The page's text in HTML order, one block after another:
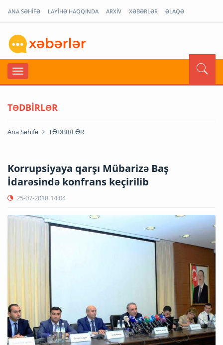
ANA SƏHİFƏ LAYİHƏ HAQQINDA ARXİV XƏBƏRLƏR ƏLAQƏ
TƏDBİRLƏR
Ana Səhifə TƏDBİRLƏR
Korrupsiyaya qarşı Mübarizə Baş
İdarəsində konfrans keçirilib
25-07-2018 14:04